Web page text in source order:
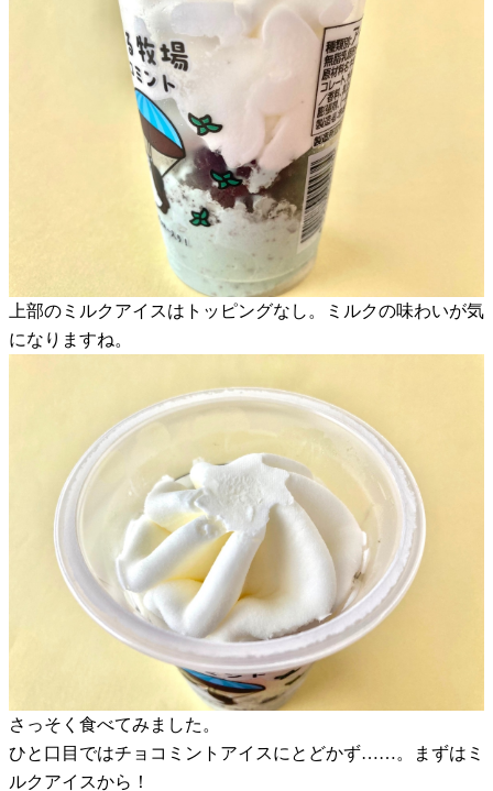
上部のミルクアイスはトッピングなし。ミルクの味わいが気
になりますね。
さっそく食べてみました。
ひと口目ではチョコミントアイスにとどかず……。まずはミ
ルクアイスから！